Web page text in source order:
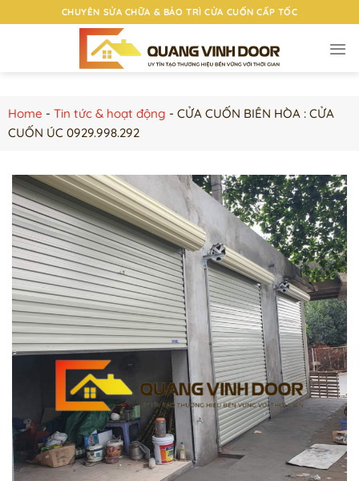
đến
CHUYÊN SỬA CHỮA & BẢO TRÌ CỬA CUỐN CẤP TỐC
Home - Tin tức & hoạt động - CỬA CUỐN BIÊN HÒA : CỬA
CUỐN ÚC 0929.998.292